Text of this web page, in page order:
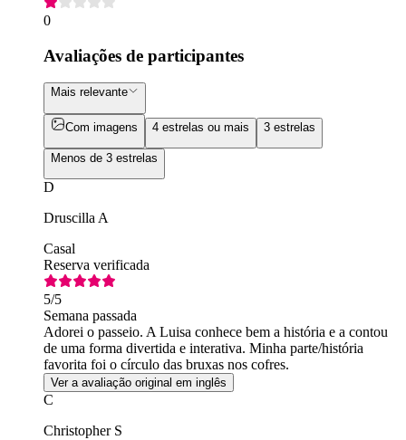
0
Avaliações de participantes
Mais relevante
Com imagens 4 estrelas ou mais 3 estrelas
Menos de 3 estrelas
D
Druscilla A
Casal
Reserva verificada
5/5
Semana passada
Adorei o passeio. A Luisa conhece bem a história e a contou
de uma forma divertida e interativa. Minha parte/história
favorita foi o círculo das bruxas nos cofres.
Ver a avaliação original em inglês
C
Christopher S